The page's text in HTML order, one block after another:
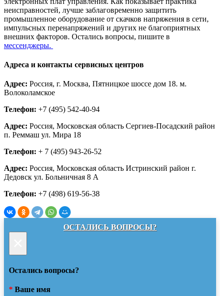
неисправностей, лучше заблаговременно защитить
промышленное оборудование от скачков напряжения в сети,
импульсных перенапряжений и других не благоприятных
внешних факторов. Остались вопросы, пишите в
мессенджеры.
Адреса и контакты сервисных центров
Адрес: Россия, г. Москва, Пятницкое шоссе дом 18. м.
Волоколамское
Телефон: +7 (495) 542-40-94
Адрес: Россия, Московская область Сергиев-Посадский район
п. Реммаш ул. Мира 18
Телефон: + 7 (495) 943-26-52
Адрес: Россия, Московская область Истринский район г.
Дедовск ул. Больничная 8 А
Телефон: +7 (498) 619-56-38
ОСТАЛИСЬ ВОПРОСЫ?
Остались вопросы?
* Ваше имя